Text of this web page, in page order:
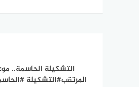
التشكيلة الحاسمة..
المرتقب#التشكيلة